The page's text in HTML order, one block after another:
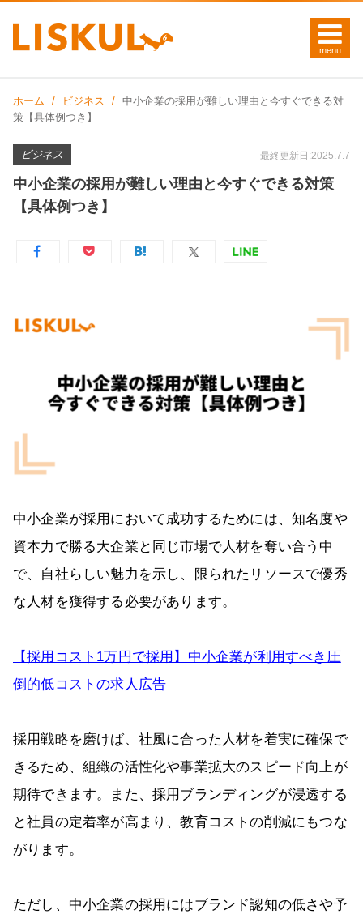
ホーム ビジネス
中小企業の採用が難しい理由と今すぐできる対
策【具体例つき】
ビジネス 最終更新日:2025.7.7
中小企業の採用が難しい理由と今すぐできる対策
【具体例つき】
中小企業が採用において成功するためには、知名度や
資本力で勝る大企業と同じ市場で人材を奪い合う中
で、自社らしい魅力を示し、限られたリソースで優秀
な人材を獲得する必要があります。
【採用コスト1万円で採用】中小企業が利用すべき圧
倒的低コストの求人広告
採用戦略を磨けば、社風に合った人材を着実に確保で
きるため、組織の活性化や事業拡大のスピード向上が
期待できます。また、採用ブランディングが浸透する
と社員の定着率が高まり、教育コストの削減にもつな
がります。
ただし、中小企業の採用にはブランド認知の低さや予